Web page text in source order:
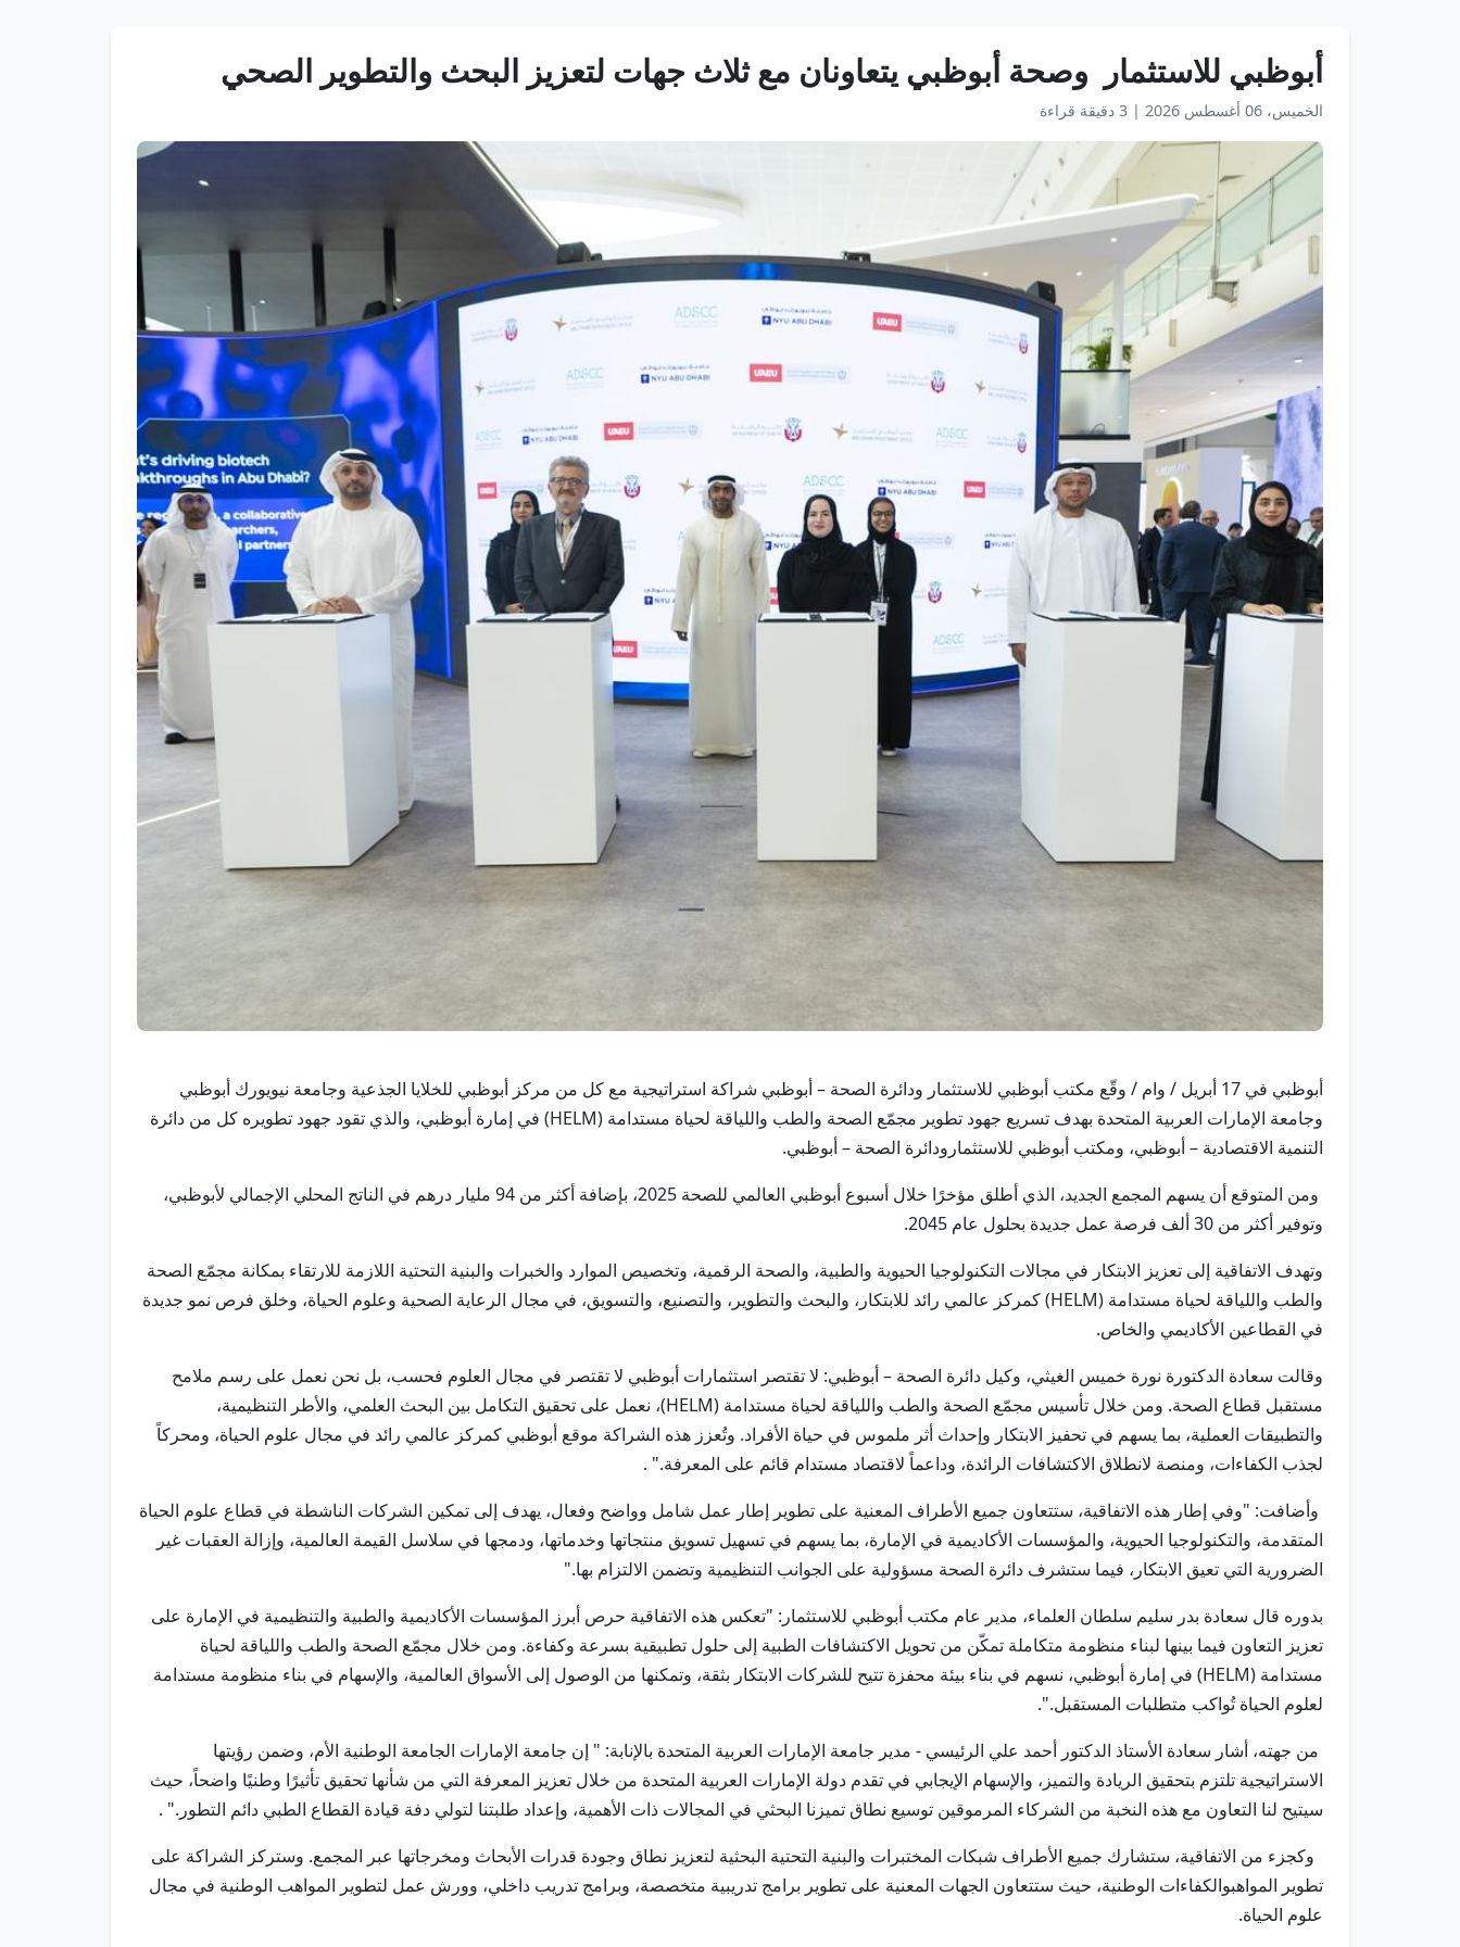
أبوظبي للاستثمار وصحة أبوظبي يتعاونان مع ثلاث جهات لتعزيز البحث والتطوير الصحي
الخميس، 06 أغسطس 2026 | 3 دقيقة قراءة
أبوظبي في 17 أبريل / وام / وقّع مكتب أبوظبي للاستثمار ودائرة الصحة – أبوظبي شراكة استراتيجية مع كل من مركز أبوظبي للخلايا الجذعية وجامعة نيويورك أبوظبي
وجامعة الإمارات العربية المتحدة بهدف تسريع جهود تطوير مجمّع الصحة والطب واللياقة لحياة مستدامة (HELM) في إمارة أبوظبي، والذي تقود جهود تطويره كل من دائرة
التنمية الاقتصادية – أبوظبي، ومكتب أبوظبي للاستثمارودائرة الصحة – أبوظبي.
ومن المتوقع أن يسهم المجمع الجديد، الذي أطلق مؤخرًا خلال أسبوع أبوظبي العالمي للصحة 2025، بإضافة أكثر من 94 مليار درهم في الناتج المحلي الإجمالي لأبوظبي،
وتوفير أكثر من 30 ألف فرصة عمل جديدة بحلول عام 2045.
وتهدف الاتفاقية إلى تعزيز الابتكار في مجالات التكنولوجيا الحيوية والطبية، والصحة الرقمية، وتخصيص الموارد والخبرات والبنية التحتية اللازمة للارتقاء بمكانة مجمّع الصحة
والطب واللياقة لحياة مستدامة (HELM) كمركز عالمي رائد للابتكار، والبحث والتطوير، والتصنيع، والتسويق، في مجال الرعاية الصحية وعلوم الحياة، وخلق فرص نمو جديدة
في القطاعين الأكاديمي والخاص.
وقالت سعادة الدكتورة نورة خميس الغيثي، وكيل دائرة الصحة – أبوظبي: لا تقتصر استثمارات أبوظبي لا تقتصر في مجال العلوم فحسب، بل نحن نعمل على رسم ملامح
مستقبل قطاع الصحة. ومن خلال تأسيس مجمّع الصحة والطب واللياقة لحياة مستدامة (HELM)، نعمل على تحقيق التكامل بين البحث العلمي، والأطر التنظيمية،
والتطبيقات العملية، بما يسهم في تحفيز الابتكار وإحداث أثر ملموس في حياة الأفراد. وتُعزز هذه الشراكة موقع أبوظبي كمركز عالمي رائد في مجال علوم الحياة، ومحركاً
لجذب الكفاءات، ومنصة لانطلاق الاكتشافات الرائدة، وداعماً لاقتصاد مستدام قائم على المعرفة." .
وأضافت: "وفي إطار هذه الاتفاقية، ستتعاون جميع الأطراف المعنية على تطوير إطار عمل شامل وواضح وفعال، يهدف إلى تمكين الشركات الناشطة في قطاع علوم الحياة
المتقدمة، والتكنولوجيا الحيوية، والمؤسسات الأكاديمية في الإمارة، بما يسهم في تسهيل تسويق منتجاتها وخدماتها، ودمجها في سلاسل القيمة العالمية، وإزالة العقبات غير
الضرورية التي تعيق الابتكار، فيما ستشرف دائرة الصحة مسؤولية على الجوانب التنظيمية وتضمن الالتزام بها."
بدوره قال سعادة بدر سليم سلطان العلماء، مدير عام مكتب أبوظبي للاستثمار: "تعكس هذه الاتفاقية حرص أبرز المؤسسات الأكاديمية والطبية والتنظيمية في الإمارة على
تعزيز التعاون فيما بينها لبناء منظومة متكاملة تمكّن من تحويل الاكتشافات الطبية إلى حلول تطبيقية بسرعة وكفاءة. ومن خلال مجمّع الصحة والطب واللياقة لحياة
مستدامة (HELM) في إمارة أبوظبي، نسهم في بناء بيئة محفزة تتيح للشركات الابتكار بثقة، وتمكنها من الوصول إلى الأسواق العالمية، والإسهام في بناء منظومة مستدامة
لعلوم الحياة تُواكب متطلبات المستقبل.".
من جهته، أشار سعادة الأستاذ الدكتور أحمد علي الرئيسي - مدير جامعة الإمارات العربية المتحدة بالإنابة: " إن جامعة الإمارات الجامعة الوطنية الأم، وضمن رؤيتها
الاستراتيجية تلتزم بتحقيق الريادة والتميز، والإسهام الإيجابي في تقدم دولة الإمارات العربية المتحدة من خلال تعزيز المعرفة التي من شأنها تحقيق تأثيرًا وطنيًا واضحاً، حيث
سيتيح لنا التعاون مع هذه النخبة من الشركاء المرموقين توسيع نطاق تميزنا البحثي في المجالات ذات الأهمية، وإعداد طلبتنا لتولي دفة قيادة القطاع الطبي دائم التطور." .
وكجزء من الاتفاقية، ستشارك جميع الأطراف شبكات المختبرات والبنية التحتية البحثية لتعزيز نطاق وجودة قدرات الأبحاث ومخرجاتها عبر المجمع. وستركز الشراكة على
تطوير المواهبوالكفاءات الوطنية، حيث ستتعاون الجهات المعنية على تطوير برامج تدريبية متخصصة، وبرامج تدريب داخلي، وورش عمل لتطوير المواهب الوطنية في مجال
علوم الحياة.